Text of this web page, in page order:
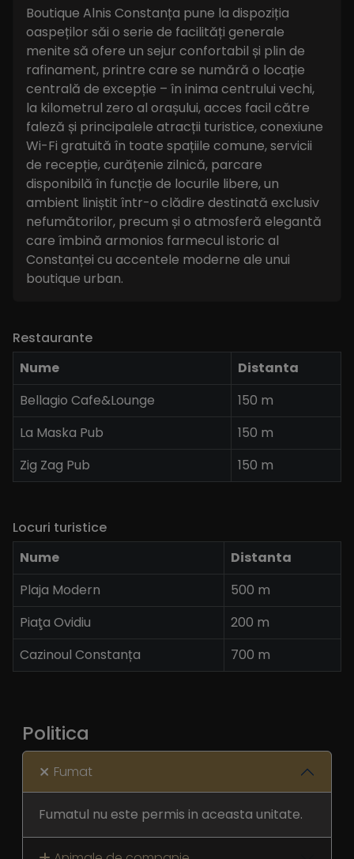
Boutique Alnis Constanța pune la dispoziția
oaspeților săi o serie de facilități generale
menite să ofere un sejur confortabil și plin de
rafinament, printre care se numără o locație
centrală de excepție – în inima centrului vechi,
la kilometrul zero al orașului, acces facil către
faleză și principalele atracții turistice, conexiune
Wi-Fi gratuită în toate spațiile comune, servicii
de recepție, curățenie zilnică, parcare
disponibilă în funcție de locurile libere, un
ambient liniștit într-o clădire destinată exclusiv
nefumătorilor, precum și o atmosferă elegantă
care îmbină armonios farmecul istoric al
Constanței cu accentele moderne ale unui
boutique urban.
Restaurante
Nume
Distanta
Bellagio Cafe&Lounge
150 m
La Maska Pub
150 m
Zig Zag Pub
150 m
Locuri turistice
Nume
Distanta
Plaja Modern
500 m
Piaţa Ovidiu
200 m
Cazinoul Constanța
700 m
Politica
Fumat
Fumatul nu este permis in aceasta unitate.